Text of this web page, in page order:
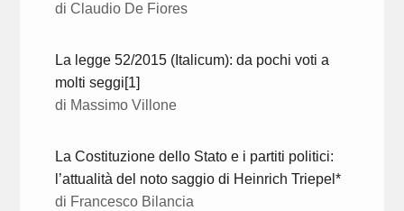
di Claudio De Fiores
La legge 52/2015 (Italicum): da pochi voti a
molti seggi[1]
di Massimo Villone
La Costituzione dello Stato e i partiti politici:
l’attualità del noto saggio di Heinrich Triepel*
di Francesco Bilancia